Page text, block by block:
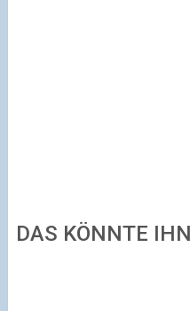
DAS KÖNNTE